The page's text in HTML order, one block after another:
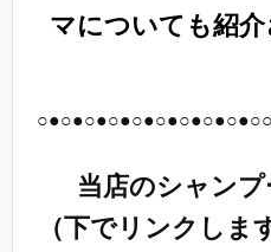
マについても紹介
当店のシャン
（下でリンクしま